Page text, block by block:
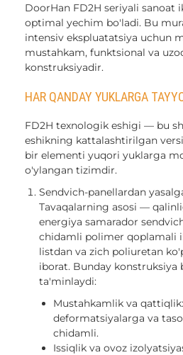
DoorHan FD2H seriyali sanoat
optimal yechim bo'ladi. Bu
intensiv ekspluatatsiya uchun
mustahkam, funktsional va
konstruksiyadir.
HAR QANDAY YUKLARGA
FD2H texnologik eshigi — bu
eshikning kattalashtirilgan
bir elementi yuqori yuklarga
o'ylangan tizimdir.
Sendvich-panellardan
Tavaqalarning asosi —
energiya samarador
chidamli polimer qoplamali
listdan va zich poliuretan
iborat. Bunday konstruksiya
ta'minlaydi:
Mustahkamlik va
deformatsiyalarga va
chidamli.
Issiqlik va ovoz